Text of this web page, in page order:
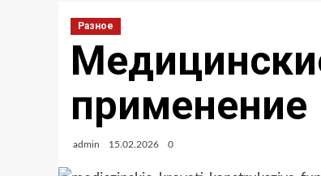
Разное
применение
admin 15.02.2026 0